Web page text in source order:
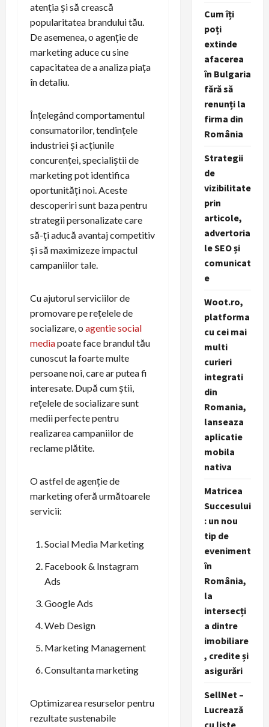
atenția și să crească
popularitatea brandului tău.
De asemenea, o agenție de
marketing aduce cu sine
capacitatea de a analiza piața
în detaliu.
Înțelegând comportamentul
consumatorilor, tendințele
industriei și acțiunile
concurenței, specialiștii de
marketing pot identifica
oportunități noi. Aceste
descoperiri sunt baza pentru
strategii personalizate care
să-ți aducă avantaj competitiv
și să maximizeze impactul
campaniilor tale.
Cu ajutorul serviciilor de
promovare pe rețelele de
socializare, o agentie social
mediapoate face brandul tău
cunoscut la foarte multe
persoane noi, care ar putea fi
interesate. După cum știi,
rețelele de socializare sunt
medii perfecte pentru
realizarea campaniilor de
reclame plătite.
O astfel de agenție de
marketing oferă următoarele
servicii:
Social Media Marketing
Facebook & Instagram
Ads
Google Ads
Web Design
Marketing Management
Consultanta marketing
Optimizarea resurselor pentru
rezultate sustenabile
Cum îți
poți
extinde
afacerea
în Bulgaria
fără să
renunți la
firma din
România
Strategii
de
vizibilitate
prin
articole,
advertoria
le SEO și
comunicat
e
Woot.ro,
platforma
cu cei mai
multi
curieri
integrati
din
Romania,
lanseaza
aplicatie
mobila
nativa
Matricea
Succesului
: un nou
tip de
eveniment
în
România,
la
intersecți
a dintre
imobiliare
, credite și
asigurări
SellNet –
Lucrează
cu liste